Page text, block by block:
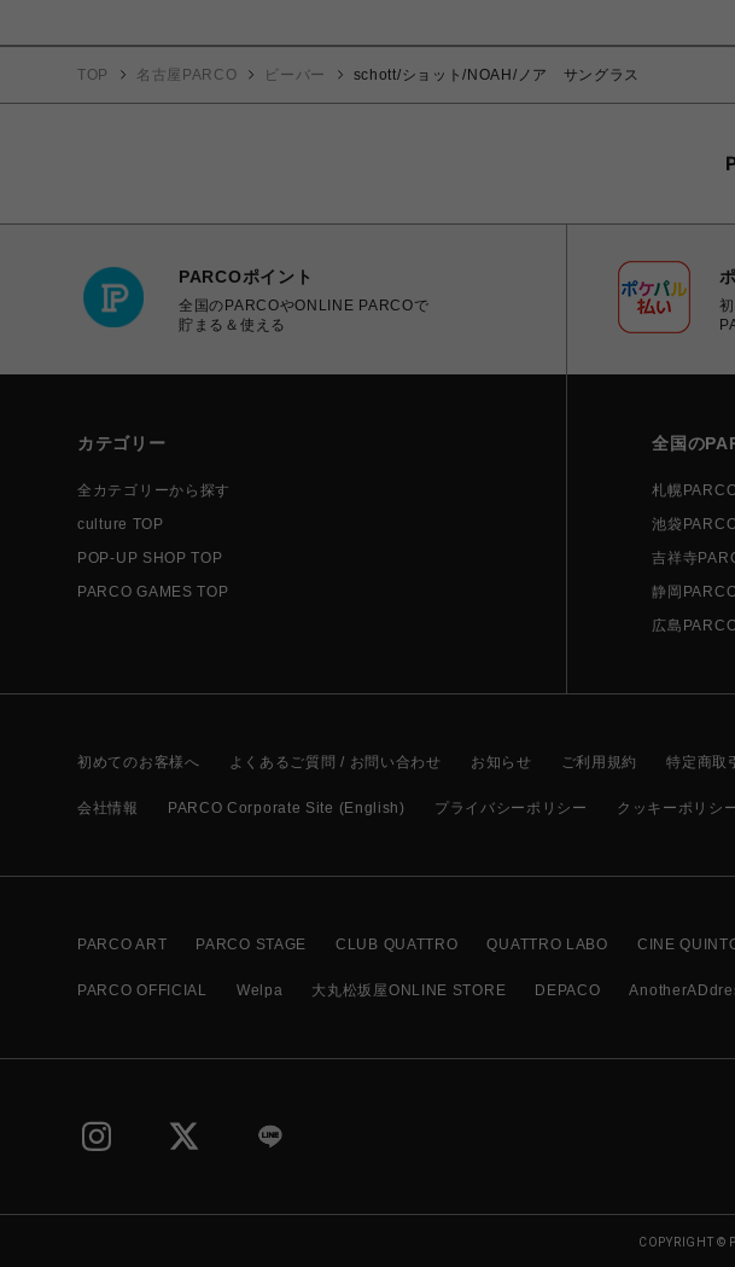
TOP 名古屋PARCO ビーバー schott/ショット/NOAH/ノア サングラス
PARCOポイント
全国のPARCOやONLINE PARCOで
貯まる＆使える
カテゴリー
全カテゴリーから探す
culture TOP
POP-UP SHOP TOP
PARCO GAMES TOP
全国の
札幌
池袋
吉祥寺
静岡
広島
初めてのお客様へ よくあるご質問 / お問い合わせ お知らせ ご利用規約 特定商取
会社情報 PARCO Corporate Site (English) プライバシーポリシー クッキーポリシ
PARCO ART PARCO STAGE CLUB QUATTRO QUATTRO LABO CINE
PARCO OFFICIAL Welpa 大丸松坂屋ONLINE STORE DEPACO
COPYRIGHT ©